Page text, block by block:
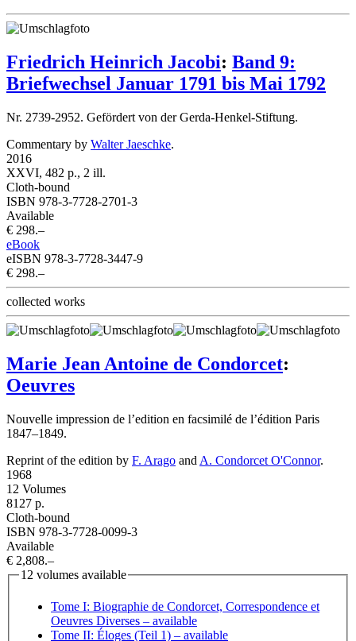
Friedrich Heinrich Jacobi: Band 9:
Briefwechsel Januar 1791 bis Mai 1792
Nr. 2739-2952. Gefördert von der Gerda-Henkel-Stiftung.
Commentary by Walter Jaeschke.
2016
XXVI, 482 p., 2 ill.
Cloth-bound
ISBN 978-3-7728-2701-3
Available
€ 298.–
eBook
eISBN 978-3-7728-3447-9
€ 298.–
collected works
Marie Jean Antoine de Condorcet:
Oeuvres
Nouvelle impression de l’edition en facsimilé de l’édition Paris
1847–1849.
Reprint of the edition by F. Arago and A. Condorcet O'Connor.
1968
12 Volumes
8127 p.
Cloth-bound
ISBN 978-3-7728-0099-3
Available
€ 2,808.–
12 volumes available
Tome I: Biographie de Condorcet, Correspondence et
Oeuvres Diverses – available
Tome II: Éloges (Teil 1) – available